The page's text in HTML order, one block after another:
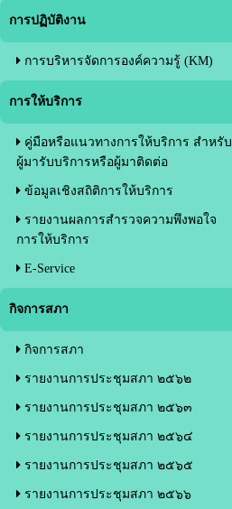
การปฏิบัติงาน
การบริหารจัดการองค์ความรู้ (KM)
การให้บริการ
คู่มือหรือแนวทางการให้บริการ สำหรับ
ผู้มารับบริการหรือผู้มาติดต่อ
ข้อมูลเชิงสถิติการให้บริการ
รายงานผลการสำรวจความพึงพอใจ
การให้บริการ
E-Service
กิจการสภา
กิจการสภา
รายงานการประชุมสภา ๒๕๖๒
รายงานการประชุมสภา ๒๕๖๓
รายงานการประชุมสภา ๒๕๖๔
รายงานการประชุมสภา ๒๕๖๕
รายงานการประชุมสภา ๒๕๖๖